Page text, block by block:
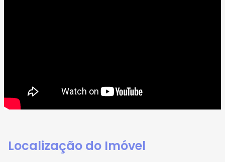
Localização do Imóvel